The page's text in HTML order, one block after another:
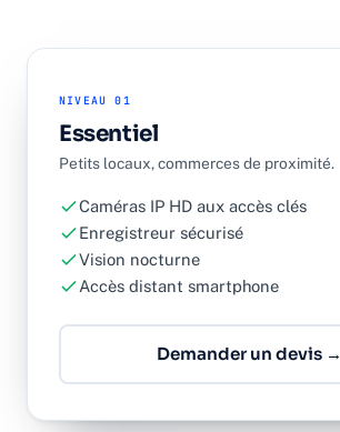
NIVEAU 01
Essentiel
Petits locaux, commerces de proximité.
Caméras IP HD aux accès clés
Enregistreur sécurisé
Vision nocturne
Accès distant smartphone
Demander un devis →